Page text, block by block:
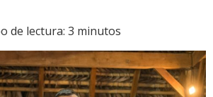
de lectura: 3 minutos